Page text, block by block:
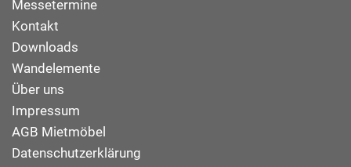
Messetermine
Kontakt
Downloads
Wandelemente
Über uns
Impressum
AGB Mietmöbel
Datenschutzerklärung